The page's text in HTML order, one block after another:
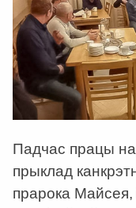
Падчас працы
прыклад
прарока Майсея,